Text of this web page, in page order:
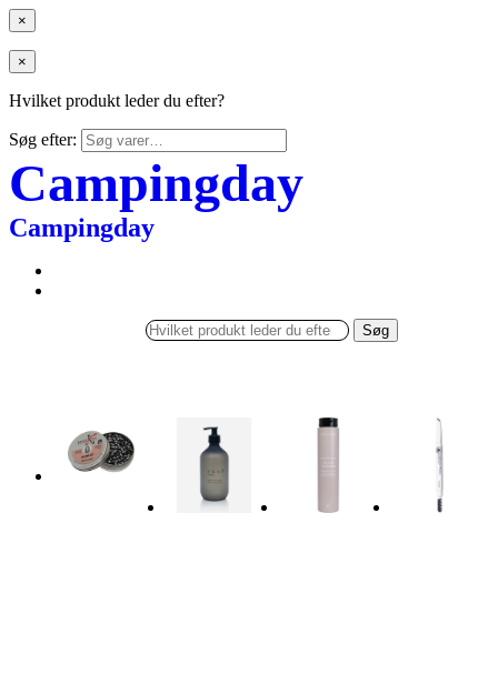
×
×
Hvilket produkt leder du efter?
Søg efter:
Campingday
Campingday
Søg